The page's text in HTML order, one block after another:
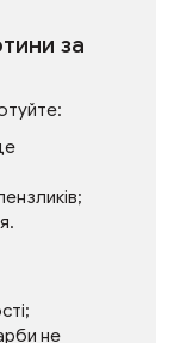
за
не